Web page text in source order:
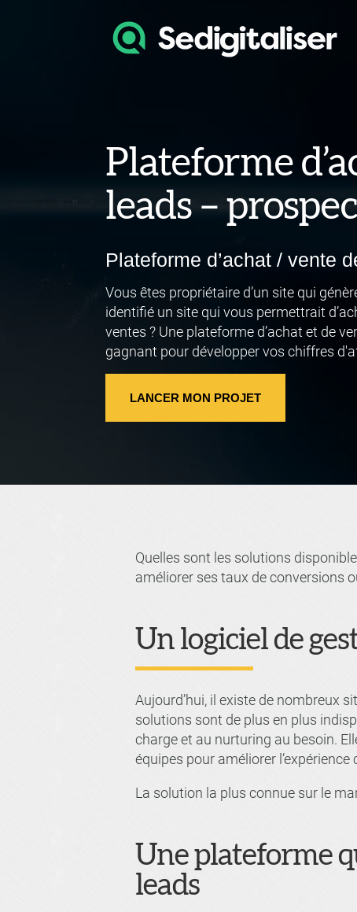
Plateforme
leads –
Plateforme d’achat / vente
Vous êtes propriétaire d’un site qui
identifié un site qui vous permettrait
ventes ? Une plateforme d’achat et de
gagnant pour développer vos chiffres
LANCER MON PROJET
Quelles sont les solutions
améliorer ses taux de conversions
Un logiciel de
Aujourd’hui, il existe de nombreux
solutions sont de plus en plus
charge et au nurturing au besoin.
équipes pour améliorer
La solution la plus connue sur le
Une plateforme
leads